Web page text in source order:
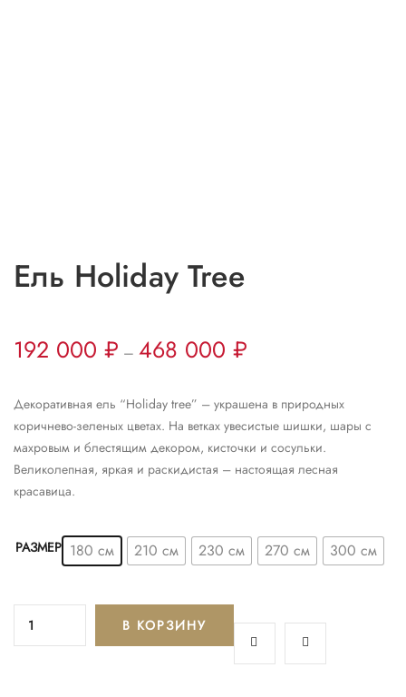
Ель Holiday Tree
192 000 ₽ – 468 000 ₽
Декоративная ель “Holiday tree” – украшена в природных
коричнево-зеленых цветах. На ветках увесистые шишки, шары с
махровым и блестящим декором, кисточки и сосульки.
Великолепная, яркая и раскидистая – настоящая лесная
красавица.
РАЗМЕР 180 см 210 см 230 см 270 см 300 см
В КОРЗИНУ